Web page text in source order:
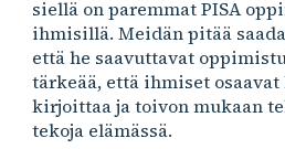
siellä on paremmat PISA
ihmisillä. Meidän pitää
että he saavuttavat
tärkeää, että ihmiset osaavat
kirjoittaa ja toivon mukaan
tekoja elämässä.